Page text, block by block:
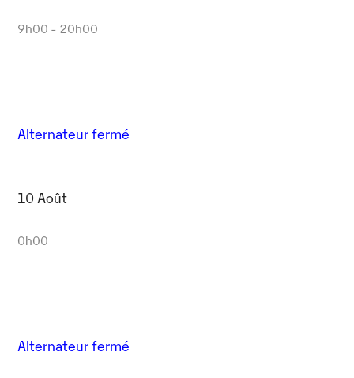
9h00 - 20h00
Alternateur fermé
10 Août
0h00
Alternateur fermé